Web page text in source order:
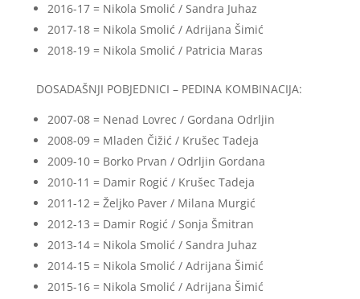
2016-17 = Nikola Smolić / Sandra Juhaz
2017-18 = Nikola Smolić / Adrijana Šimić
2018-19 = Nikola Smolić / Patricia Maras
DOSADAŠNJI POBJEDNICI – PEDINA KOMBINACIJA:
2007-08 = Nenad Lovrec / Gordana Odrljin
2008-09 = Mladen Čižić / Krušec Tadeja
2009-10 = Borko Prvan / Odrljin Gordana
2010-11 = Damir Rogić / Krušec Tadeja
2011-12 = Željko Paver / Milana Murgić
2012-13 = Damir Rogić / Sonja Šmitran
2013-14 = Nikola Smolić / Sandra Juhaz
2014-15 = Nikola Smolić / Adrijana Šimić
2015-16 = Nikola Smolić / Adrijana Šimić